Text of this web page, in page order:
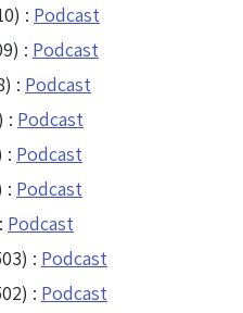
: Podcast
: Podcast
: Podcast
: Podcast
: Podcast
: Podcast
Podcast
: Podcast
: Podcast